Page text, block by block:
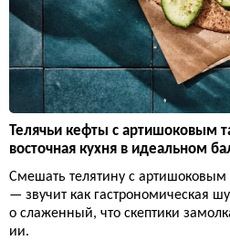
Телячьи кефты с артишоковым
восточная кухня в идеальном
Смешать телятину с
— звучит как гастрономическая
о слаженный, что скептики
ии.